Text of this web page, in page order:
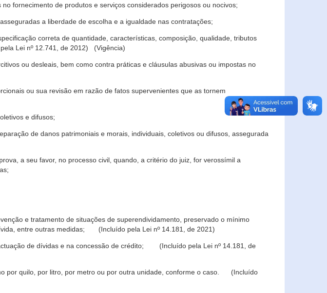
fornecimento de produtos e serviços considerados perigosos ou nocivos;
a liberdade de escolha e a igualdade nas contratações;
correta de quantidade, características, composição, qualidade, tributos
Lei nº 12.741, de 2012) (Vigência)
ou desleais, bem como contra práticas e cláusulas abusivas ou impostas no
ou sua revisão em razão de fatos supervenientes que as tornem
e difusos;
de danos patrimoniais e morais, individuais, coletivos ou difusos, assegurada
a seu favor, no processo civil, quando, a critério do juiz, for verossímil a
e tratamento de situações de superendividamento, preservado o mínimo
entre outras medidas; (Incluído pela Lei nº 14.181, de 2021)
de dívidas e na concessão de crédito; (Incluído pela Lei nº 14.181, de
por quilo, por litro, por metro ou por outra unidade, conforme o caso. (Incluído